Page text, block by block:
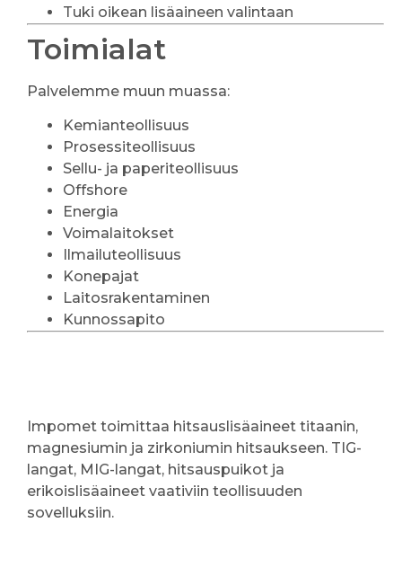
Tuki oikean lisäaineen valintaan
Toimialat
Palvelemme muun muassa:
Kemianteollisuus
Prosessiteollisuus
Sellu- ja paperiteollisuus
Offshore
Energia
Voimalaitokset
Ilmailuteollisuus
Konepajat
Laitosrakentaminen
Kunnossapito
Impomet toimittaa hitsauslisäaineet titaanin,
magnesiumin ja zirkoniumin hitsaukseen. TIG-
langat, MIG-langat, hitsauspuikot ja
erikoislisäaineet vaativiin teollisuuden
sovelluksiin.